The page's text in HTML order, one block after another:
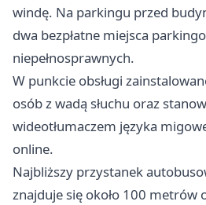
windę. Na parkingu przed
dwa bezpłatne miejsca
niepełnosprawnych.
W punkcie obsługi
osób z wadą słuchu oraz
wideotłumaczem języka
online.
Najbliższy przystanek
znajduje się około 100 metrów